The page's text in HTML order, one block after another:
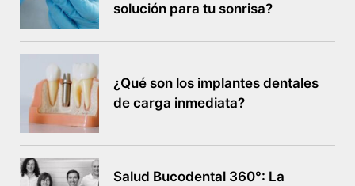
solución para tu sonrisa?
¿Qué son los implantes dentales
de carga inmediata?
Salud Bucodental 360°: La